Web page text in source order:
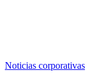
Noticias corporativas